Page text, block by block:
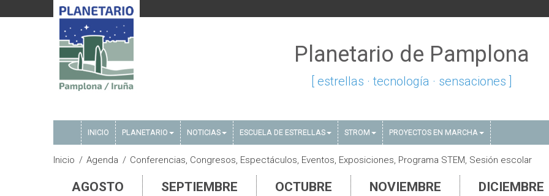
Planetario de Pamplona
[ estrellas · tecnología · sensaciones ]
INICIO PLANETARIO NOTICIAS ESCUELA DE ESTRELLAS STROM PROYECTOS EN MARCHA
Inicio Agenda Conferencias, Congresos, Espectáculos, Eventos, Exposiciones, Programa STEM, Sesión escolar
AGOSTO SEPTIEMBRE OCTUBRE NOVIEMBRE DICIEMBRE